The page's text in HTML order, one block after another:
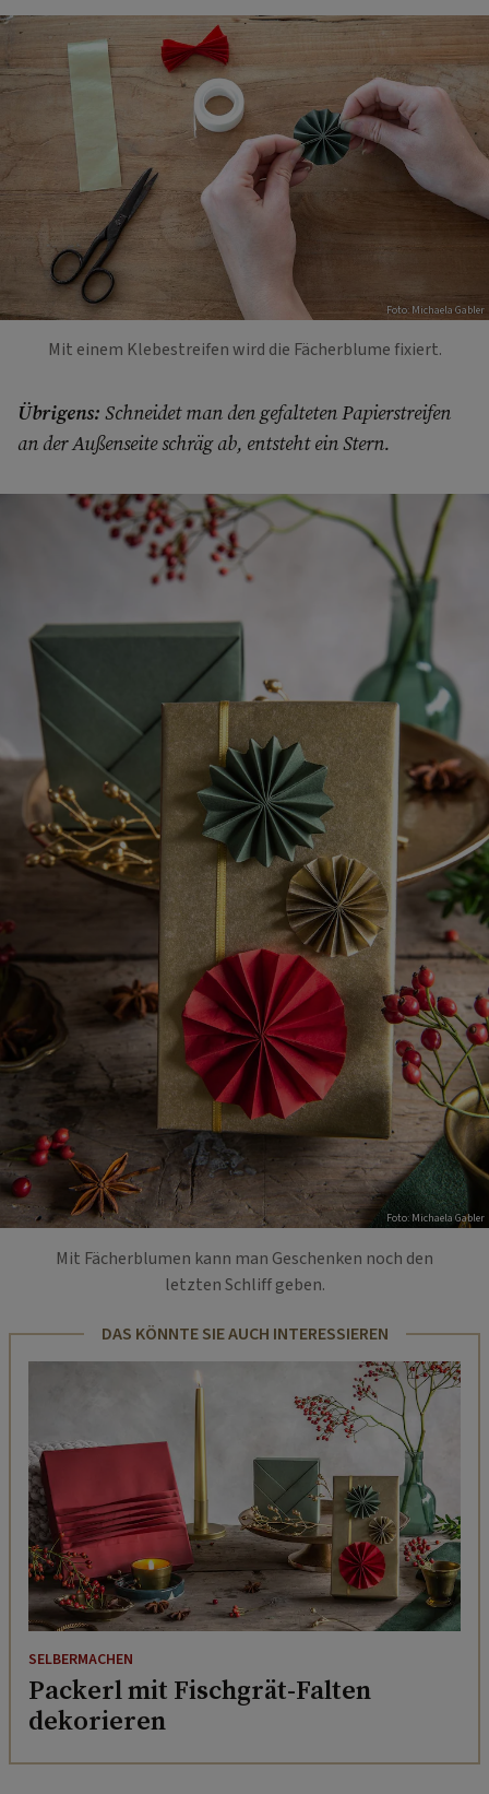
Foto: Michaela Gabler
Mit einem Klebestreifen wird die Fächerblume fixiert.
Übrigens: Schneidet man den gefalteten Papierstreifen
an der Außenseite schräg ab, entsteht ein Stern.
Foto: Michaela Gabler
Mit Fächerblumen kann man Geschenken noch den
letzten Schliff geben.
DAS KÖNNTE SIE AUCH INTERESSIEREN
SELBERMACHEN
Packerl mit Fischgrät-Falten
dekorieren